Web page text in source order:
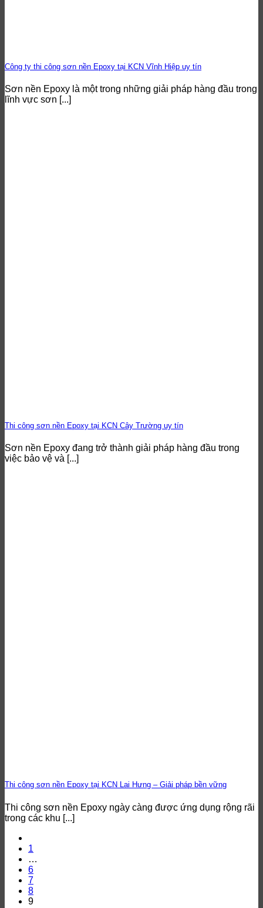
Công ty thi công sơn nền Epoxy tại KCN Vĩnh Hiệp uy tín
Sơn nền Epoxy là một trong những giải pháp hàng đầu trong
lĩnh vực sơn [...]
Thi công sơn nền Epoxy tại KCN Cây Trường uy tín
Sơn nền Epoxy đang trở thành giải pháp hàng đầu trong
việc bảo vệ và [...]
Thi công sơn nền Epoxy tại KCN Lai Hưng – Giải pháp bền vững
Thi công sơn nền Epoxy ngày càng được ứng dụng rộng rãi
trong các khu [...]
1
…
6
7
8
9